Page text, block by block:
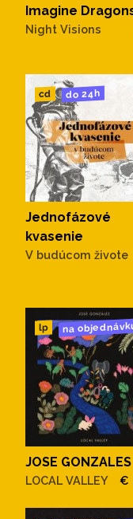
Imagine
Night Visions
cd do 24h
Jednofázové
kvasenie
V budúcom živote
lp na
JOSE GONZALES
LOCAL VALLEY €